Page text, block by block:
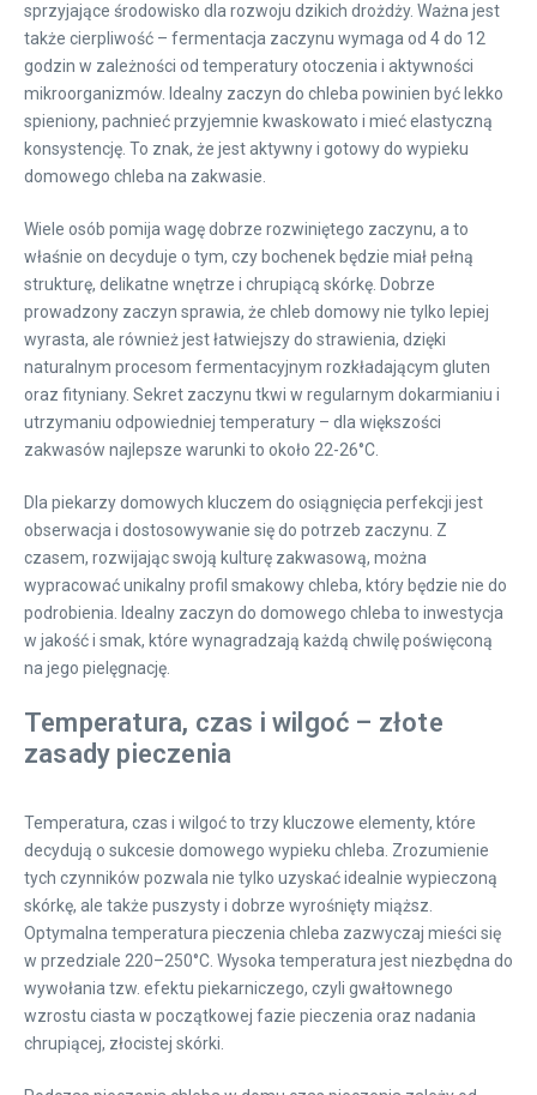
sprzyjające środowisko dla rozwoju dzikich drożdży. Ważna jest
także cierpliwość – fermentacja zaczynu wymaga od 4 do 12
godzin w zależności od temperatury otoczenia i aktywności
mikroorganizmów. Idealny zaczyn do chleba powinien być lekko
spieniony, pachnieć przyjemnie kwaskowato i mieć elastyczną
konsystencję. To znak, że jest aktywny i gotowy do wypieku
domowego chleba na zakwasie.
Wiele osób pomija wagę dobrze rozwiniętego zaczynu, a to
właśnie on decyduje o tym, czy bochenek będzie miał pełną
strukturę, delikatne wnętrze i chrupiącą skórkę. Dobrze
prowadzony zaczyn sprawia, że chleb domowy nie tylko lepiej
wyrasta, ale również jest łatwiejszy do strawienia, dzięki
naturalnym procesom fermentacyjnym rozkładającym gluten
oraz fityniany. Sekret zaczynu tkwi w regularnym dokarmianiu i
utrzymaniu odpowiedniej temperatury – dla większości
zakwasów najlepsze warunki to około 22-26°C.
Dla piekarzy domowych kluczem do osiągnięcia perfekcji jest
obserwacja i dostosowywanie się do potrzeb zaczynu. Z
czasem, rozwijając swoją kulturę zakwasową, można
wypracować unikalny profil smakowy chleba, który będzie nie do
podrobienia. Idealny zaczyn do domowego chleba to inwestycja
w jakość i smak, które wynagradzają każdą chwilę poświęconą
na jego pielęgnację.
Temperatura, czas i wilgoć – złote
zasady pieczenia
Temperatura, czas i wilgoć to trzy kluczowe elementy, które
decydują o sukcesie domowego wypieku chleba. Zrozumienie
tych czynników pozwala nie tylko uzyskać idealnie wypieczoną
skórkę, ale także puszysty i dobrze wyrośnięty miąższ.
Optymalna temperatura pieczenia chleba zazwyczaj mieści się
w przedziale 220–250°C. Wysoka temperatura jest niezbędna do
wywołania tzw. efektu piekarniczego, czyli gwałtownego
wzrostu ciasta w początkowej fazie pieczenia oraz nadania
chrupiącej, złocistej skórki.